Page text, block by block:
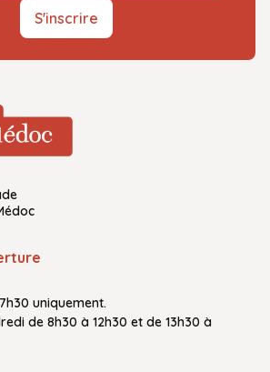
S'inscrire
uniquement.
de 8h30 à 12h30 et de 13h30 à